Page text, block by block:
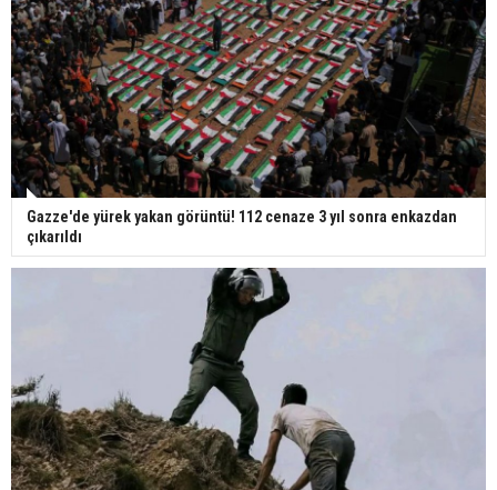
Gazze'de yürek yakan görüntü! 112 cenaze 3 yıl sonra enkazdan
çıkarıldı